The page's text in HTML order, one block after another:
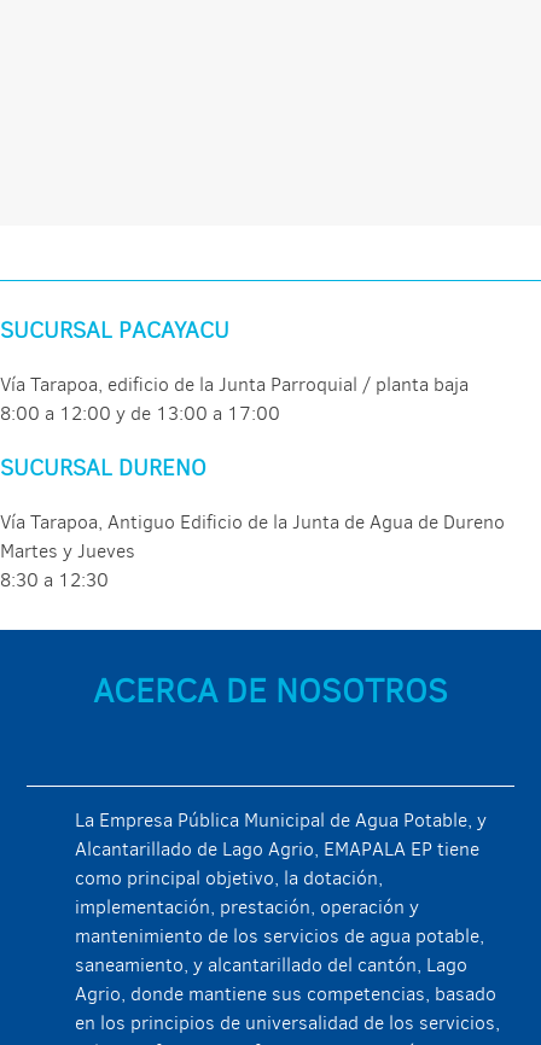
SUCURSAL PACAYACU
Vía Tarapoa, edificio de la Junta Parroquial / planta baja
8:00 a 12:00 y de 13:00 a 17:00
SUCURSAL DURENO
Vía Tarapoa, Antiguo Edificio de la Junta de Agua de Dureno
Martes y Jueves
8:30 a 12:30
ACERCA DE NOSOTROS
La Empresa Pública Municipal de Agua Potable, y
Alcantarillado de Lago Agrio, EMAPALA EP tiene
como principal objetivo, la dotación,
implementación, prestación, operación y
mantenimiento de los servicios de agua potable,
saneamiento, y alcantarillado del cantón, Lago
Agrio, donde mantiene sus competencias, basado
en los principios de universalidad de los servicios,